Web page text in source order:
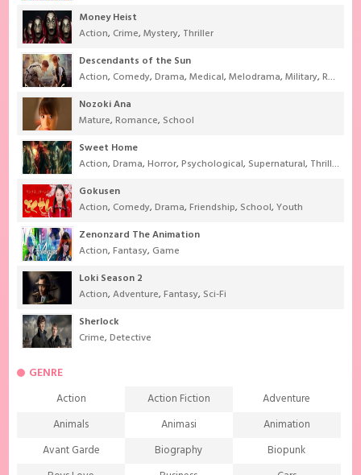
Money Heist
Action, Crime,Mystery, Thriller
Descendants of the Sun
Action, Comedy,Drama,Medical,Melodrama,Military,Romance
Nozoki Ana
Mature,Romance, School
Sweet Home
Action,Drama,Horror,Psychological, Supernatural, Thriller
Gokusen
Action, Comedy,Drama,Friendship, School,Youth
Zenonzard The Animation
Action,Fantasy, Game
Loki Season 2
Action,Adventure,Fantasy, Sci-Fi
Sherlock
Crime,Detective
GENRE
Action Action Fiction
Adventure
Animals
Animasi
Animation
Avant Garde
Biography
Biopunk